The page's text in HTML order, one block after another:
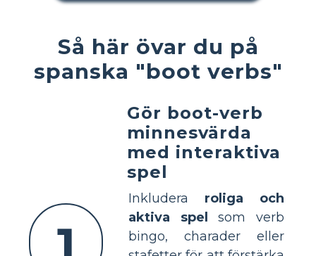
Så här övar du på
spanska "boot verbs"
Gör boot-verb
minnesvärda
med interaktiva
spel
Inkludera roliga och
aktiva spel
som verb
bingo, charader eller